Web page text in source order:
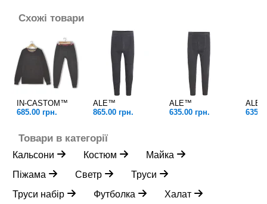
Схожі товари
IN-CASTOM™
685.00 грн.
ALE™
865.00 грн.
ALE™
635.00 грн.
Товари в категорії
Кальсони Костюм
Майка
Піжама
Светр
Труси
Труси набір
Футболка Халат